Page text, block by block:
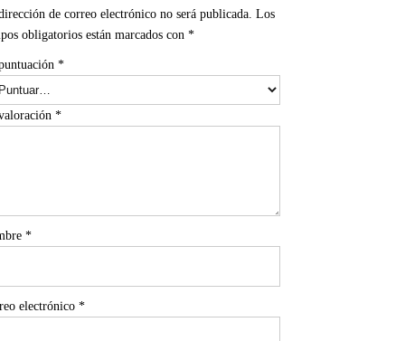
de correo electrónico no será publicada. Los
obligatorios están marcados con *
*
*
*
electrónico *